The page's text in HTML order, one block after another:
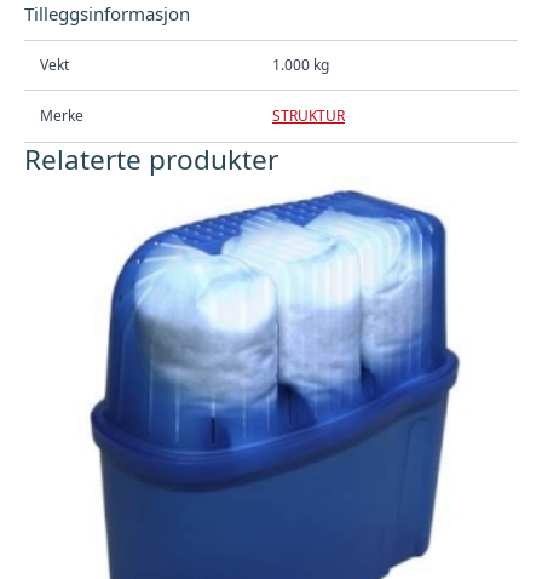
Tilleggsinformasjon
Vekt 1.000 kg
Merke STRUKTUR
Relaterte produkter